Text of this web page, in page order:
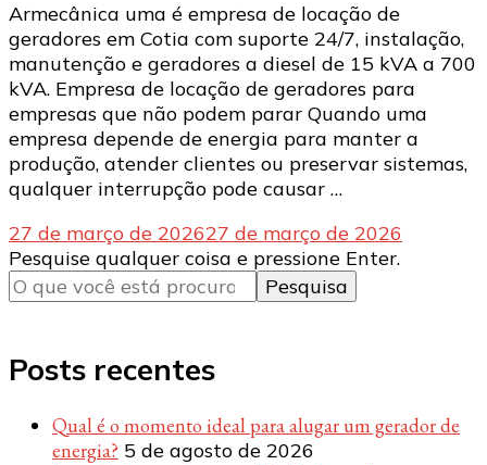
Armecânica uma é empresa de locação de
geradores em Cotia com suporte 24/7, instalação,
manutenção e geradores a diesel de 15 kVA a 700
kVA. Empresa de locação de geradores para
empresas que não podem parar Quando uma
empresa depende de energia para manter a
produção, atender clientes ou preservar sistemas,
qualquer interrupção pode causar …
27 de março de 202627 de março de 2026
Procurando
algo?
Pesquise qualquer coisa e pressione Enter.
Posts recentes
Qual é o momento ideal para alugar um gerador de
energia? 5 de agosto de 2026